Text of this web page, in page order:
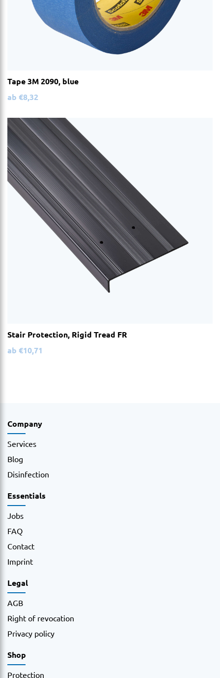
Tape 3M 2090, blue
ab €8,32
Stair Protection, Rigid Tread FR
ab €10,71
Company
Services
Blog
Disinfection
Essentials
Jobs
FAQ
Contact
Imprint
Legal
AGB
Right of revocation
Privacy policy
Shop
Protection